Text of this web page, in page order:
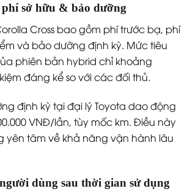
sở hữu & bảo dưỡng
Cross bao gồm phí trước bạ, phí
và bảo dưỡng định kỳ. Mức tiêu
phiên bản hybrid chỉ khoảng
đáng kể so với các đối thủ.
định kỳ tại đại lý Toyota dao động
VNĐ/lần, tùy mốc km. Điều này
yên tâm về khả năng vận hành lâu
dùng sau thời gian sử dụng